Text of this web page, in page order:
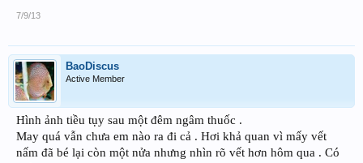
7/9/13
BaoDiscus
Active Member
Hình ảnh tiều tụy sau một đêm ngâm thuốc .
May quá vẫn chưa em nào ra đi cả . Hơi khả quan vì mấy vết
nấm đã bé lại còn một nửa nhưng nhìn rõ vết hơn hôm qua . Có